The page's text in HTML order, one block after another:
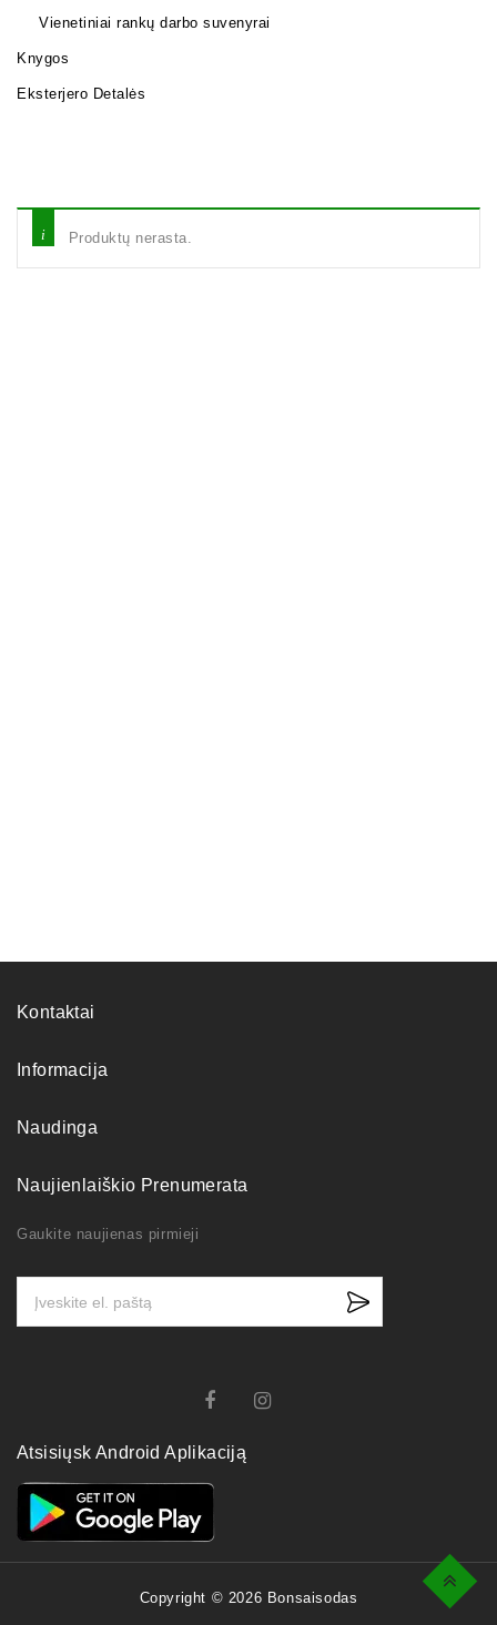
Produktų nerasta.
Vienetiniai rankų darbo suvenyrai
Knygos
Eksterjero Detalės
Kontaktai
Informacija
Naudinga
Naujienlaiškio Prenumerata
Gaukite naujienas pirmieji
Atsisiųsk Android Aplikaciją
Copyright © 2026 Bonsaisodas